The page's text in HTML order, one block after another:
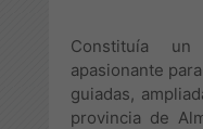
Constituía
apasionante
guiadas,
provincia de